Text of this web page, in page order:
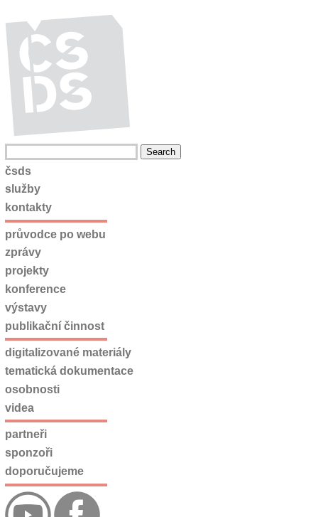
čsds
služby
kontakty
průvodce po webu
zprávy
projekty
konference
výstavy
publikační činnost
digitalizované materiály
tematická dokumentace
osobnosti
videa
partneři
sponzoři
doporučujeme